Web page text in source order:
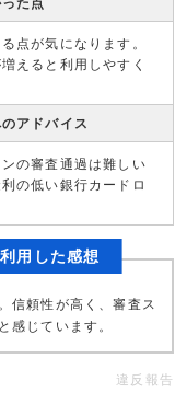
た点
点が気になります。
えると利用しやすく
アドバイス
の審査通過は難しい
の低い銀行カードロ
用した感想
信頼性が高く、審査ス
感じています。
違反報告